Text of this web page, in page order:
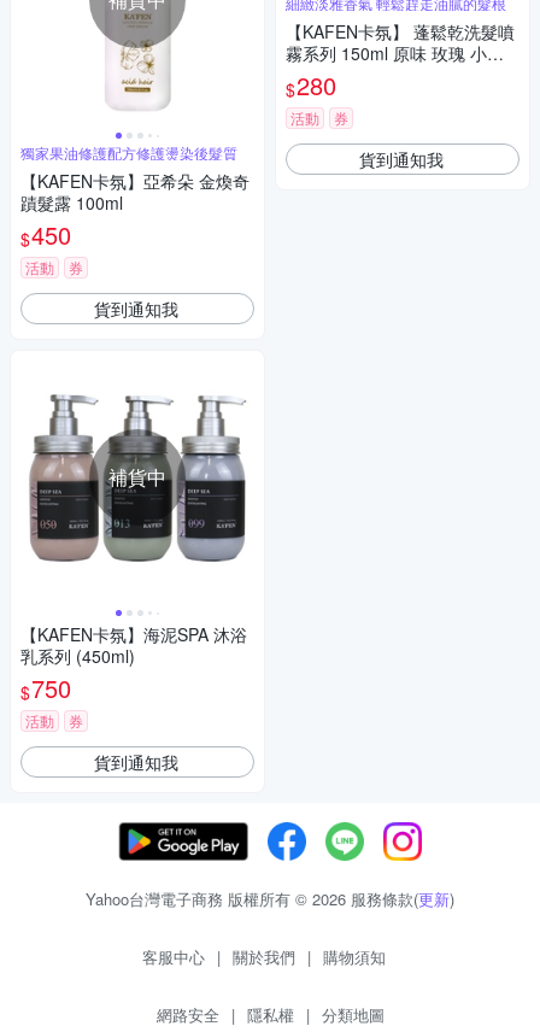
獨家果油修護配方修護燙染後髮質
【KAFEN卡氛】亞希朵 金煥奇
蹟髮露 100ml
$450
活動 券
貨到通知我
補貨中
【KAFEN卡氛】海泥SPA 沐浴
乳系列 (450ml)
$750
活動 券
貨到通知我
【KAFEN卡氛】 蓬鬆乾洗髮噴
霧系列 150ml 原味 玫瑰 小蒼
蘭
$280
活動 券
貨到通知我
Yahoo台灣電子商務 版權所有 © 2026 服務條款(更新)
客服中心 | 關於我們 | 購物須知
網路安全 | 隱私權 | 分類地圖